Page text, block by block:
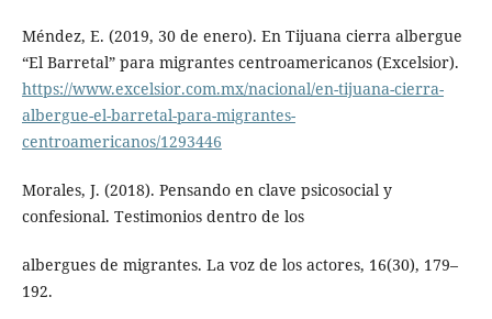
Méndez, E. (2019, 30 de enero). En Tijuana cierra albergue
“El Barretal” para migrantes centroamericanos (Excelsior).
https://www.excelsior.com.mx/nacional/en-tijuana-cierra-
albergue-el-barretal-para-migrantes-
centroamericanos/1293446
Morales, J. (2018). Pensando en clave psicosocial y
confesional. Testimonios dentro de los
albergues de migrantes. La voz de los actores, 16(30), 179–
192.